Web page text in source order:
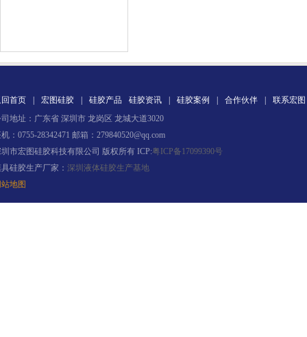
半透明模具硅胶
首页 宏图硅胶 硅胶产品 硅胶资讯 硅胶案例 合作伙伴
联系宏图
地址：广东省 深圳市 龙岗区 龙城大道3020
：0755-28342471 邮箱：279840520@qq.com
市宏图硅胶科技有限公司 版权所有 ICP:粤ICP备17099390号
硅胶生产厂家： 深圳液体硅胶生产基地
地图